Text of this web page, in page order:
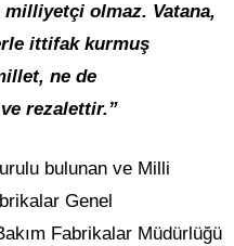
olmaz. Vatana,
ittifak kurmuş
ne de
rezalettir.”
bulunan ve Milli
Genel
Fabrikalar Müdürlüğü